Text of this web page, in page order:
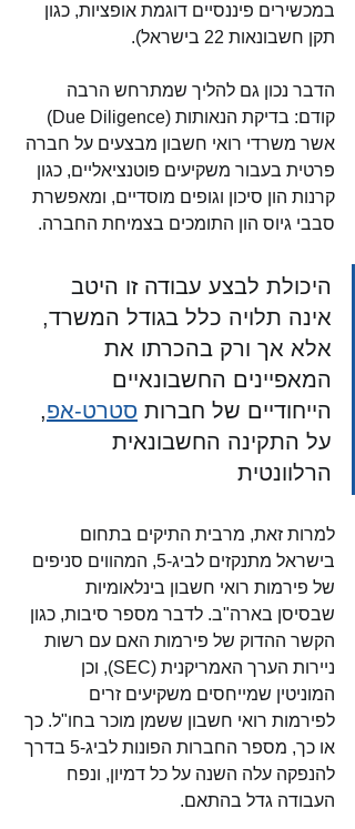
במכשירים פיננסיים דוגמת אופציות, כגון
תקן חשבונאות 22 בישראל).
הדבר נכון גם להליך שמתרחש הרבה
קודם: בדיקת הנאותות (Due Diligence)
אשר משרדי רואי חשבון מבצעים על חברה
פרטית בעבור משקיעים פוטנציאליים, כגון
קרנות הון סיכון וגופים מוסדיים, ומאפשרת
סבבי גיוס הון התומכים בצמיחת החברה.
היכולת לבצע עבודה זו היטב
אינה תלויה כלל בגודל המשרד,
אלא אך ורק בהכרתו את
המאפיינים החשבונאיים
הייחודיים של חברות סטרט-אפ,
על התקינה החשבונאית
הרלוונטית
למרות זאת, מרבית התיקים בתחום
בישראל מתנקזים לביג-5, המהווים סניפים
של פירמות רואי חשבון בינלאומיות
שבסיסן בארה"ב. לדבר מספר סיבות, כגון
הקשר ההדוק של פירמות האם עם רשות
ניירות הערך האמריקנית (SEC), וכן
המוניטין שמייחסים משקיעים זרים
לפירמות רואי חשבון ששמן מוכר בחו"ל. כך
או כך, מספר החברות הפונות לביג-5 בדרך
להנפקה עלה השנה על כל דמיון, ונפח
העבודה גדל בהתאם.